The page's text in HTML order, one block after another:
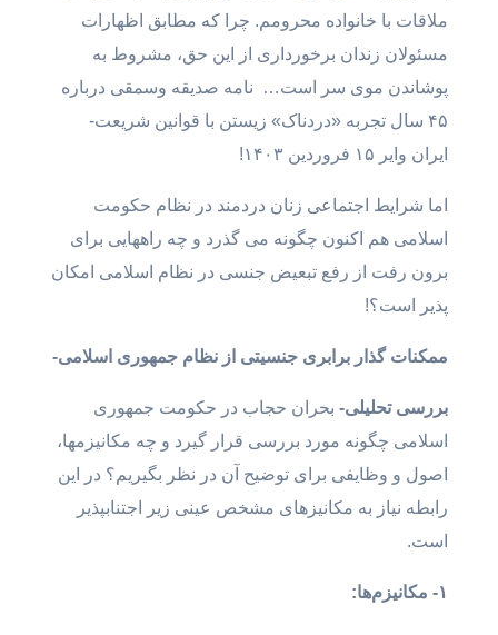
ملاقات با خانواده محرومم. چرا که مطابق اظهارات
مسئولان زندان برخورداری از این حق، مشروط به
پوشاندن موی سر است… نامه صدیقه وسمقی درباره
۴۵ سال تجربه «دردناک» زیستن با قوانین شریعت-
ایران وایر ۱۵ فروردین ۱۴۰۳!
اما شرایط اجتماعی زنان دردمند در نظام حکومت
اسلامی هم اکنون چگونه می گذرد و چه راههایی برای
برون رفت از رفع تبعیض جنسی در نظام اسلامی امکان
پذیر است؟!
ممکنات گذار برابری جنسیتی از نظام جمهوری اسلامی-
بررسی تحلیلی- بحران حجاب در حکومت جمهوری
اسلامی چگونه مورد بررسی قرار گیرد و چه مکانیزمها،
اصول و وظایفی برای توضیح آن در نظر بگیریم؟ در این
رابطه نیاز به مکانیزهای مشخص عینی زیر اجتنابپذیر
است.
۱- مکانیزم‌ها: